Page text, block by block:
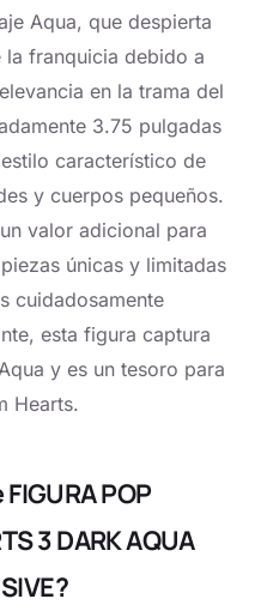
Aqua, que despierta
la franquicia debido a
en la trama del
3.75 pulgadas
característico de
y cuerpos pequeños.
valor adicional para
únicas y limitadas
cuidadosamente
esta figura captura
y es un tesoro para
Hearts.
POP
3 DARK AQUA